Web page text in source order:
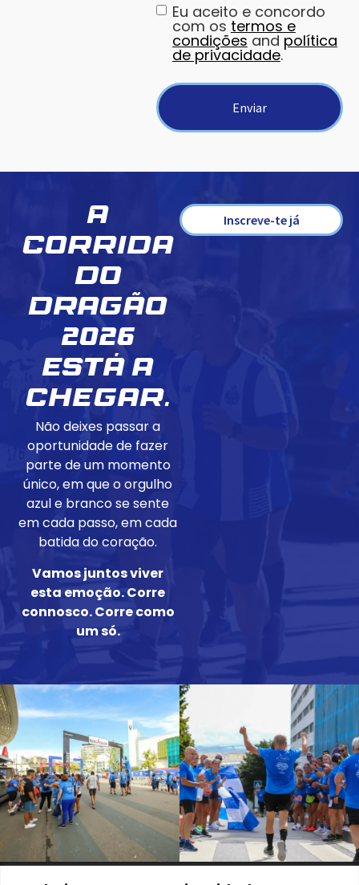
Privacy(Obrigatório)
Eu aceito e concordo
com os termos e
condições and política
de privacidade.
A
Corrida
do
Dragão
2026
está a
chegar.
Não deixes passar a
oportunidade de fazer
parte de um momento
único, em que o orgulho
azul e branco se sente
em cada passo, em cada
batida do coração.
Vamos juntos viver
esta emoção. Corre
connosco. Corre como
um só.
Inscreve-te já